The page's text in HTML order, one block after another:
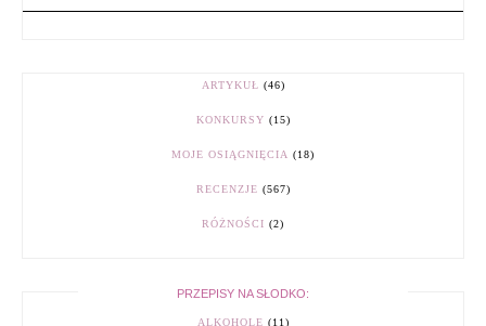
ARTYKUŁ (46)
KONKURSY (15)
MOJE OSIĄGNIĘCIA (18)
RECENZJE (567)
RÓŻNOŚCI (2)
PRZEPISY NA SŁODKO:
ALKOHOLE (11)